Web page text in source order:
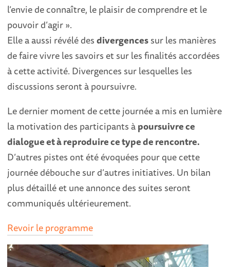
l’envie de connaître, le plaisir de comprendre et le
pouvoir d’agir ».
Elle a aussi révélé desdivergencessur les manières
de faire vivre les savoirs et sur les finalités accordées
à cette activité. Divergences sur lesquelles les
discussions seront à poursuivre.
Le dernier moment de cette journée a mis en lumière
la motivation des participants àpoursuivre ce
dialogue et à reproduire ce type de rencontre.
D’autres pistes ont été évoquées pour que cette
journée débouche sur d’autres initiatives. Un bilan
plus détaillé et une annonce des suites seront
communiqués ultérieurement.
Revoir le programme